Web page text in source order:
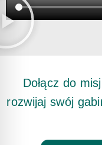
Dołącz do
rozwijaj swój